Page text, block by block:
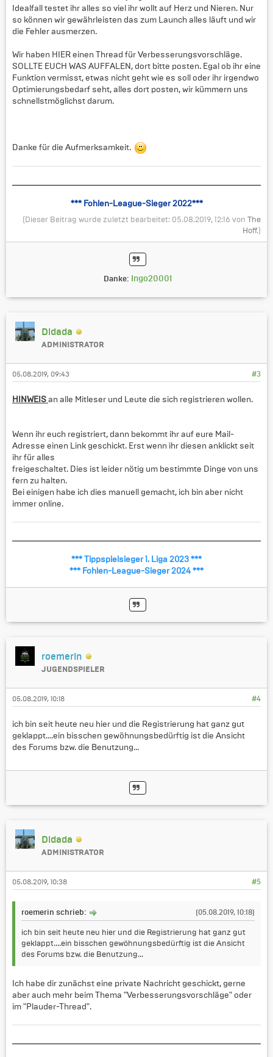
Idealfall testet ihr alles so viel ihr wollt auf Herz und Nieren. Nur
so können wir gewährleisten das zum Launch alles läuft und wir
die Fehler ausmerzen.
Wir haben HIER einen Thread für Verbesserungsvorschläge.
SOLLTE EUCH WAS AUFFALEN, dort bitte posten. Egal ob ihr eine
Funktion vermisst, etwas nicht geht wie es soll oder ihr irgendwo
Optimierungsbedarf seht, alles dort posten, wir kümmern uns
schnellstmöglichst darum.
Danke für die Aufmerksamkeit.
*** Fohlen-League-Sieger 2022***
(Dieser Beitrag wurde zuletzt bearbeitet: 05.08.2019, 12:16 von The
Hoff.)
Danke: Ingo20001
Didada
ADMINISTRATOR
#3
05.08.2019, 09:43
HINWEISan alle Mitleser und Leute die sich registrieren wollen.
Wenn ihr euch registriert, dann bekommt ihr auf eure Mail-
Adresse einen Link geschickt. Erst wenn ihr diesen anklickt seit
ihr für alles
freigeschaltet. Dies ist leider nötig um bestimmte Dinge von uns
fern zu halten.
Bei einigen habe ich dies manuell gemacht, ich bin aber nicht
immer online.
*** Tippspielsieger 1. Liga 2023 ***
*** Fohlen-League-Sieger 2024 ***
roemerin
JUGENDSPIELER
#4
05.08.2019, 10:18
ich bin seit heute neu hier und die Registrierung hat ganz gut
geklappt....ein bisschen gewöhnungsbedürftig ist die Ansicht
des Forums bzw. die Benutzung...
Didada
ADMINISTRATOR
#5
05.08.2019, 10:38
(05.08.2019, 10:18)
roemerin schrieb:
ich bin seit heute neu hier und die Registrierung hat ganz gut
geklappt....ein bisschen gewöhnungsbedürftig ist die Ansicht
des Forums bzw. die Benutzung...
Ich habe dir zunächst eine private Nachricht geschickt, gerne
aber auch mehr beim Thema "Verbesserungsvorschläge" oder
im "Plauder-Thread".